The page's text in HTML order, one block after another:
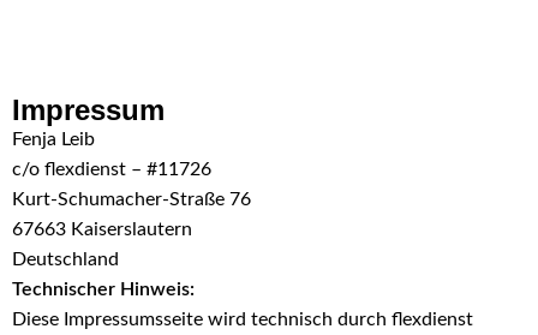
Impressum
Fenja Leib
c/o flexdienst – #11726
Kurt-Schumacher-Straße 76
67663 Kaiserslautern
Deutschland
Technischer Hinweis:
Diese Impressumsseite wird technisch durch flexdienst